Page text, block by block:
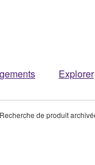
Explorer
Recherche de produit